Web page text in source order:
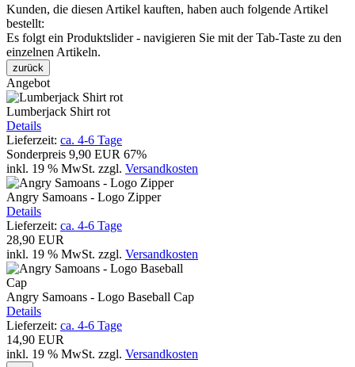
Kunden, die diesen Artikel kauften, haben auch folgende Artikel
bestellt:
Es folgt ein Produktslider - navigieren Sie mit der Tab-Taste zu den
einzelnen Artikeln.
zurück
Angebot
Lumberjack Shirt rot
Details
Lieferzeit: ca. 4-6 Tage
Sonderpreis 9,90 EUR 67%
inkl. 19 % MwSt. zzgl. Versandkosten
Angry Samoans - Logo Zipper
Details
Lieferzeit: ca. 4-6 Tage
28,90 EUR
inkl. 19 % MwSt. zzgl. Versandkosten
Angry Samoans - Logo Baseball Cap
Details
Lieferzeit: ca. 4-6 Tage
14,90 EUR
inkl. 19 % MwSt. zzgl. Versandkosten